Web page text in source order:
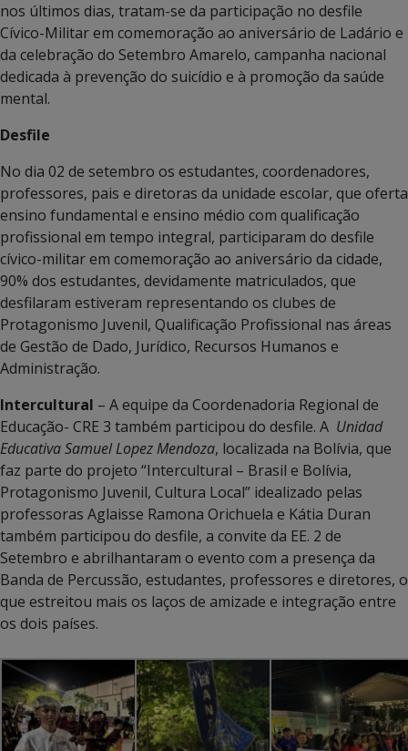
nos últimos dias, tratam-se da participação no desfile
Cívico-Militar em comemoração ao aniversário de Ladário e
da celebração do Setembro Amarelo, campanha nacional
dedicada à prevenção do suicídio e à promoção da saúde
mental.
Desfile
No dia 02 de setembro os estudantes, coordenadores,
professores, pais e diretoras da unidade escolar, que oferta
ensino fundamental e ensino médio com qualificação
profissional em tempo integral, participaram do desfile
cívico-militar em comemoração ao aniversário da cidade,
90% dos estudantes, devidamente matriculados, que
desfilaram estiveram representando os clubes de
Protagonismo Juvenil, Qualificação Profissional nas áreas
de Gestão de Dado, Jurídico, Recursos Humanos e
Administração.
Intercultural – A equipe da Coordenadoria Regional de
Educação- CRE 3 também participou do desfile. A Unidad
Educativa Samuel Lopez Mendoza, localizada na Bolívia, que
faz parte do projeto “Intercultural – Brasil e Bolívia,
Protagonismo Juvenil, Cultura Local” idealizado pelas
professoras Aglaisse Ramona Orichuela e Kátia Duran
também participou do desfile, a convite da EE. 2 de
Setembro e abrilhantaram o evento com a presença da
Banda de Percussão, estudantes, professores e diretores, o
que estreitou mais os laços de amizade e integração entre
os dois países.